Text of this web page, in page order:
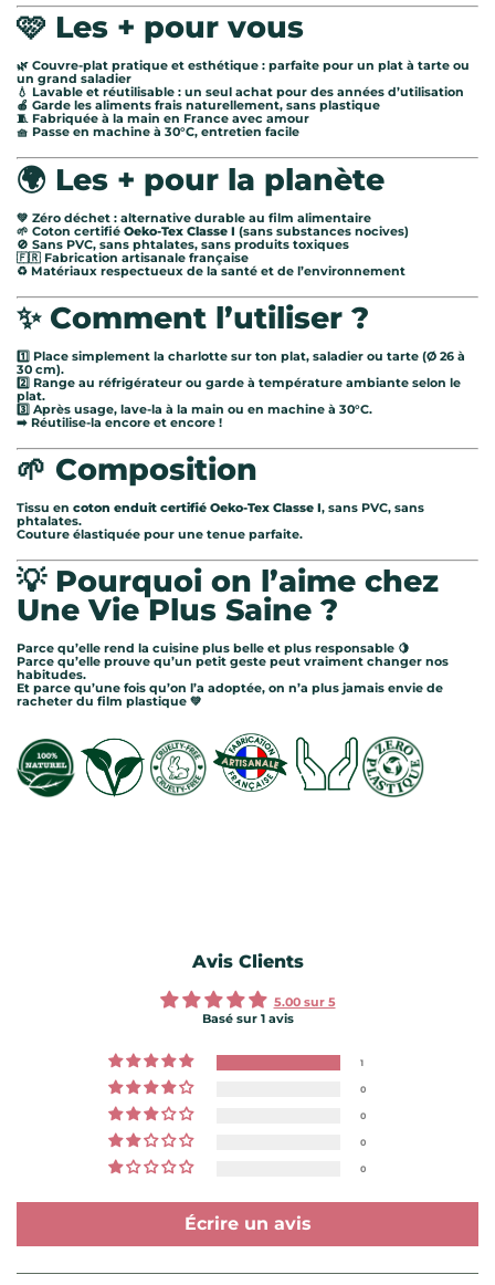
🩷 Les + pour vous
🌿 Couvre-plat pratique et esthétique : parfaite pour un plat à tarte ou
un grand saladier
💧 Lavable et réutilisable : un seul achat pour des années d’utilisation
🍎 Garde les aliments frais naturellement, sans plastique
🧵 Fabriquée à la main en France avec amour
🧺 Passe en machine à 30°C, entretien facile
🌍 Les + pour la planète
💚 Zéro déchet : alternative durable au film alimentaire
🌱 Coton certifié Oeko-Tex Classe I (sans substances nocives)
🚫 Sans PVC, sans phtalates, sans produits toxiques
🇫🇷 Fabrication artisanale française
♻️ Matériaux respectueux de la santé et de l’environnement
✨ Comment l’utiliser ?
1️⃣ Place simplement la charlotte sur ton plat, saladier ou tarte (Ø 26 à
30 cm).
2️⃣ Range au réfrigérateur ou garde à température ambiante selon le
plat.
3️⃣ Après usage, lave-la à la main ou en machine à 30°C.
➡️ Réutilise-la encore et encore !
🌱 Composition
Tissu en coton enduit certifié Oeko-Tex Classe I, sans PVC, sans
phtalates.
Couture élastiquée pour une tenue parfaite.
💡 Pourquoi on l’aime chez
Une Vie Plus Saine ?
Parce qu’elle rend la cuisine plus belle et plus responsable 🍋
Parce qu’elle prouve qu’un petit geste peut vraiment changer nos
habitudes.
Et parce qu’une fois qu’on l’a adoptée, on n’a plus jamais envie de
racheter du film plastique 💚
Avis Clients
5.00 sur 5
Basé sur 1 avis
1
0
0
0
0
Écrire un avis